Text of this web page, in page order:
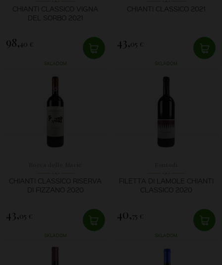
CHIANTI CLASSICO VIGNA
DEL SORBO 2021
98,40 €
SKLADOM
CHIANTI CLASSICO 2021
43,05 €
SKLADOM
CHIANTI CLASSICO RISERVA
DI FIZZANO 2020
43,05 €
SKLADOM
FILETTA DI LAMOLE CHIANTI
CLASSICO 2020
40,75 €
SKLADOM